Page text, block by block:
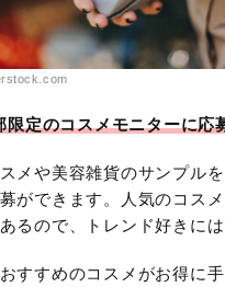
限定のコスメモニターに応
メや美容雑貨のサンプル
ができます。人気のコス
るので、トレンド好きに
すすめのコスメがお得に